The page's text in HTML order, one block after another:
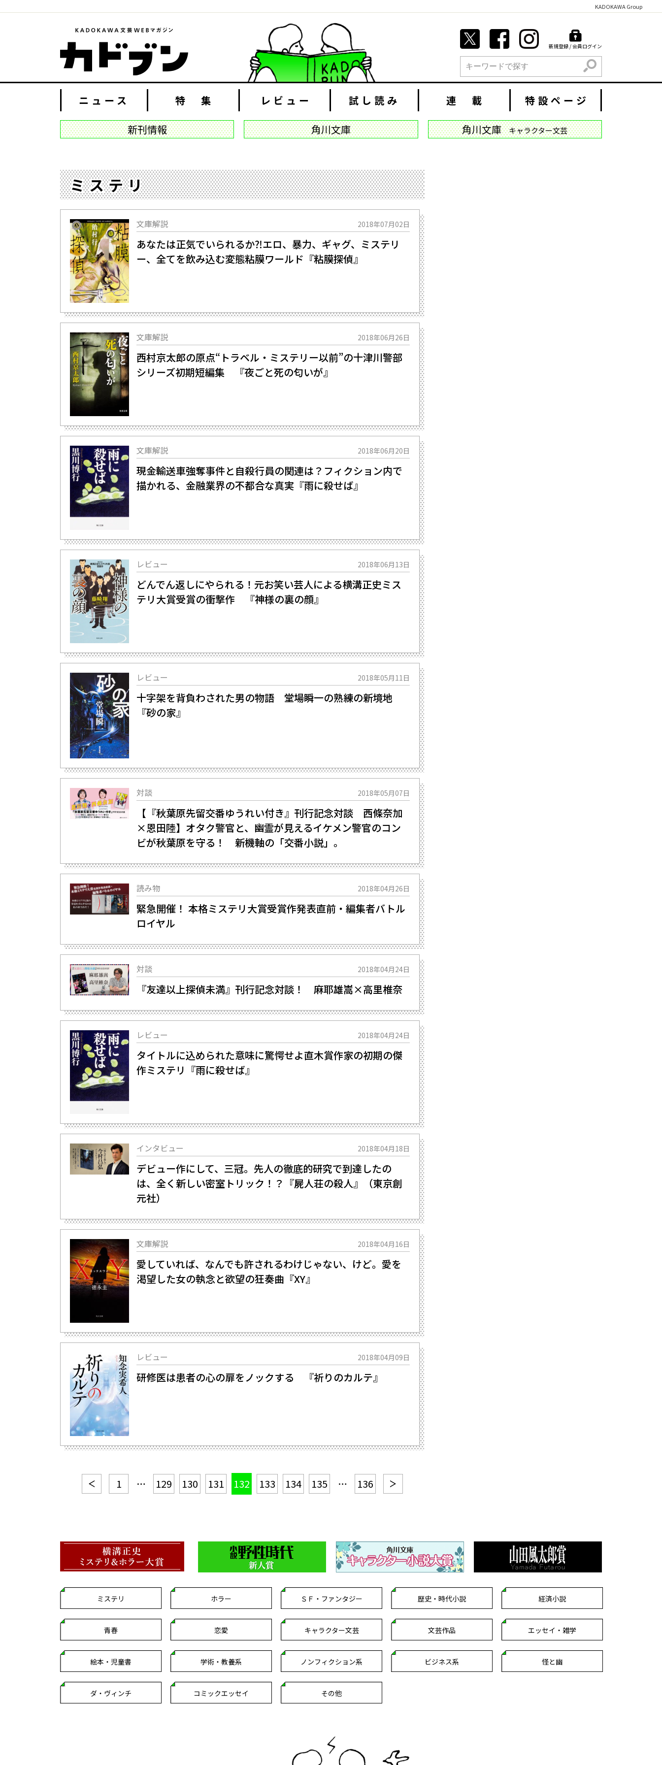
KADOKAWA Group
新規登録 / 会員ログイン
検索
ニュース 特 集 レビュー 試し読み 連 載 特設ページ
新刊情報 角川文庫 角川文庫 キャラクター文芸
ミステリ
文庫解説 2018年07月02日
あなたは正気でいられるか⁈エロ、暴力、ギャグ、ミステリ
ー、全てを飲み込む変態粘膜ワールド『粘膜探偵』
文庫解説 2018年06月26日
西村京太郎の原点――“トラベル・ミステリー以前”の十津川警部
シリーズ初期短編集 『夜ごと死の匂いが』
文庫解説 2018年06月20日
現金輸送車強奪事件と自殺行員の関連は？フィクション内で
描かれる、金融業界の不都合な真実『雨に殺せば』
レビュー 2018年06月13日
どんでん返しにやられる！元お笑い芸人による横溝正史ミス
テリ大賞受賞の衝撃作 『神様の裏の顔』
レビュー 2018年05月11日
十字架を背負わされた男の物語 堂場瞬一の熟練の新境地
『砂の家』
対談 2018年05月07日
【『秋葉原先留交番ゆうれい付き』刊行記念対談 西條奈加
×恩田陸】オタク警官と、幽霊が見えるイケメン警官のコン
ビが秋葉原を守る！ 新機軸の「交番小説」。
読み物 2018年04月26日
緊急開催！ 本格ミステリ大賞受賞作発表直前・編集者バトル
ロイヤル
対談 2018年04月24日
『友達以上探偵未満』刊行記念対談！ 麻耶雄嵩×高里椎奈
レビュー 2018年04月24日
タイトルに込められた意味に驚愕せよ――直木賞作家の初期の傑
作ミステリ『雨に殺せば』
インタビュー 2018年04月18日
デビュー作にして、三冠。先人の徹底的研究で到達したの
は、全く新しい密室トリック！？『屍人荘の殺人』（東京創
元社）
文庫解説 2018年04月16日
愛していれば、なんでも許されるわけじゃない、けど――。愛を
渇望した女の執念と欲望の狂奏曲『XY』
レビュー 2018年04月09日
研修医は患者の心の扉をノックする 『祈りのカルテ』
1 … 129 130 131 132 133 134 135 … 136
ミステリ ホラー ＳＦ・ファンタジー 歴史・時代小説 経済小説
青春 恋愛 キャラクター文芸 文芸作品 エッセイ・雑学
絵本・児童書 学術・教養系 ノンフィクション系 ビジネス系 怪と幽
ダ・ヴィンチ コミックエッセイ その他